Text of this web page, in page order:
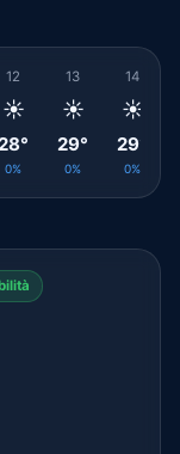
12
☀️
0%
13
☀️
29°
0%
14
☀️
29°
0%